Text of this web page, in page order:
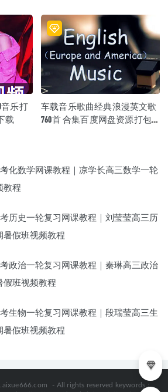
音乐打
载
车载音乐歌曲经典浪漫英文歌
760首 合集百度网盘资源打包
考化数学网课教程｜凉学长高三数学一轮
教程
考历史一轮复习网课教程｜刘莹莹高三历
暑假班视频教程
考政治一轮复习网课教程｜秦琳高三政治
假班视频教程
考生物一轮复习网课教程｜段瑞莹高三生
暑假班视频教程
- All rights reserved keywords：